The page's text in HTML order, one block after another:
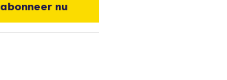
abonneer nu